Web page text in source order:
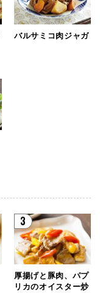
バルサミコ肉ジャガ
3
厚揚げと豚肉、パプ
リカのオイスター炒